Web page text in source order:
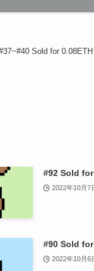
Sold for
#92 Sold
2022年10月7
#90 Sold
2022年10月6